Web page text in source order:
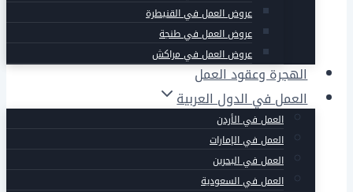
عروض العمل في القنيطرة
عروض العمل في طنجة
عروض العمل في مراكش
الهجرة وعقود العمل
العمل في الدول العربية
العمل في الأردن
العمل في الإمارات
العمل في البحرين
العمل في السعودية